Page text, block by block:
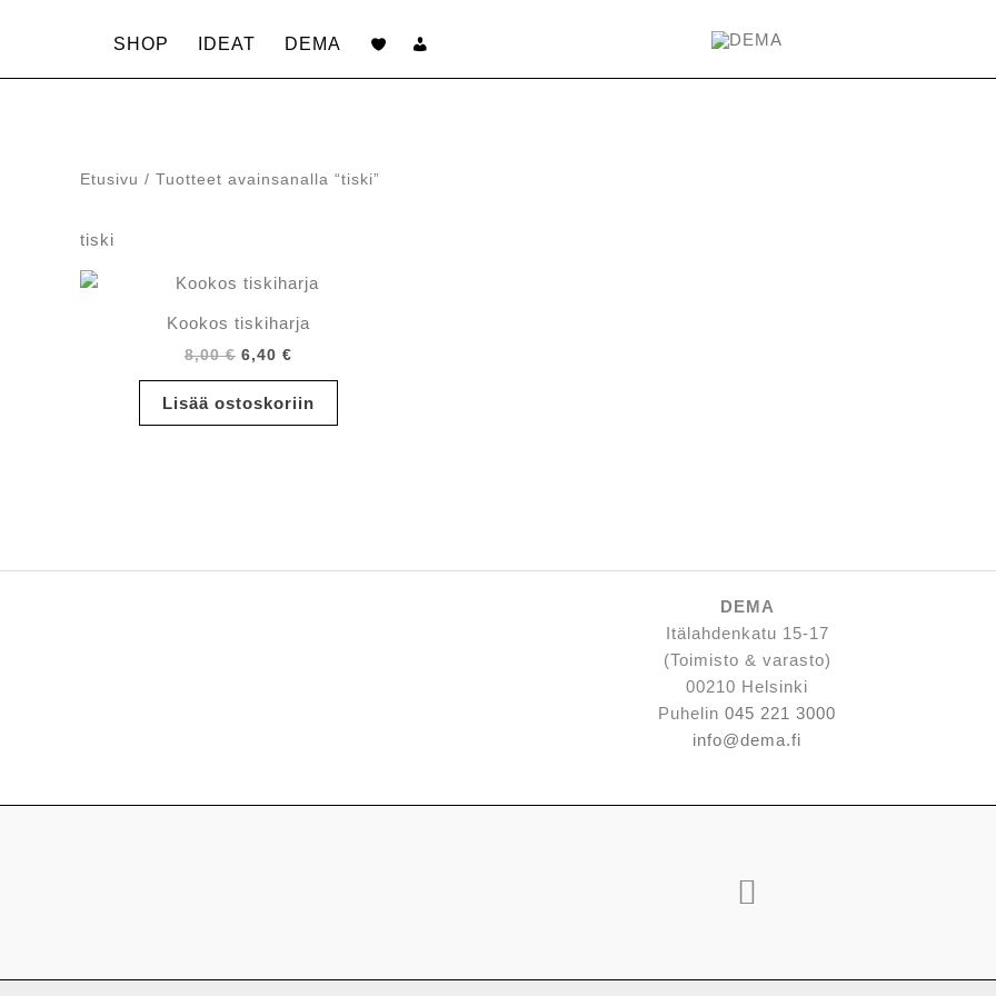
SHOP IDEAT DEMA
Etusivu / Tuotteet avainsanalla “tiski”
tiski
Kookos tiskiharja
8,00€ Alkuperäinen
8,00 €.
6,40 €
6,40 €.
Lisää ostoskoriin
DEMA
Itälahdenkatu 15-17
(Toimisto & varasto)
00210 Helsinki
Puhelin 045 221 3000
info@dema.fi